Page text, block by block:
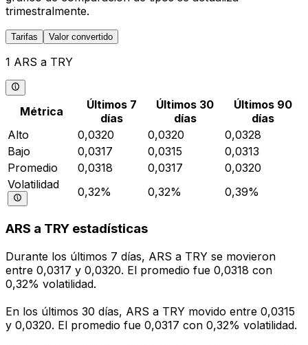
trimestralmente.
Tarifas Valor convertido
1 ARS a TRY
Métrica
Últimos 7
días
Últimos 30
días
Últimos 90
días
Alto
0,0320 0,0320
0,0328
Bajo
0,0317 0,0315
0,0313
Promedio
0,0318 0,0317
0,0320
Volatilidad
0,32% 0,32% 0,39%
ARS a TRY estadísticas
Durante los últimos 7 días, ARS a TRY se movieron
entre 0,0317 y 0,0320. El promedio fue 0,0318 con
0,32% volatilidad.
En los últimos 30 días, ARS a TRY movido entre 0,0315
y 0,0320. El promedio fue 0,0317 con 0,32% volatilidad.